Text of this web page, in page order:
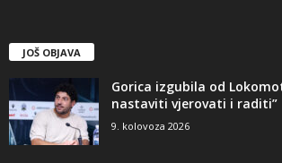
JOŠ OBJAVA
Gorica izgubila od
nastaviti vjerovati i raditi”
9. kolovoza 2026